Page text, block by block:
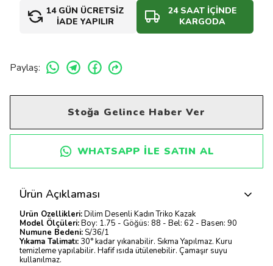
14 GÜN ÜCRETSİZ
İADE YAPILIR
24 SAAT İÇİNDE
KARGODA
Paylaş:
Stoğa Gelince Haber Ver
WHATSAPP ILE SATIN AL
Ürün Açıklaması
Ürün Özellikleri:Dilim Desenli Kadın Triko Kazak
Model Ölçüleri:Boy: 1.75 - Göğüs: 88 - Bel: 62 - Basen: 90
Numune Bedeni: S/36/1
Yıkama Talimatı:30° kadar yıkanabilir. Sıkma Yapılmaz. Kuru
temizleme yapılabilir. Hafif ısıda ütülenebilir. Çamaşır suyu
kullanılmaz.